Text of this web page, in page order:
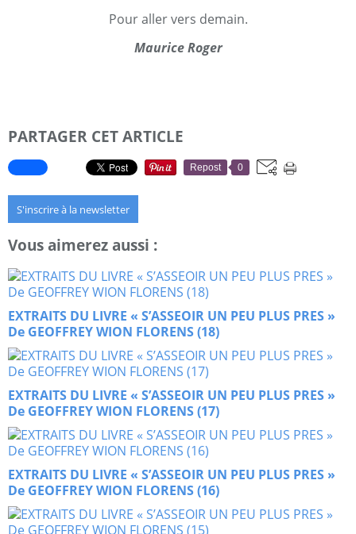
Pour aller vers demain.
Maurice Roger
PARTAGER CET ARTICLE
Repost 0
S'inscrire à la newsletter
Vous aimerez aussi :
EXTRAITS DU LIVRE « S’ASSEOIR UN PEU PLUS PRES »
De GEOFFREY WION FLORENS (18)
EXTRAITS DU LIVRE « S’ASSEOIR UN PEU PLUS PRES »
De GEOFFREY WION FLORENS (17)
EXTRAITS DU LIVRE « S’ASSEOIR UN PEU PLUS PRES »
De GEOFFREY WION FLORENS (16)